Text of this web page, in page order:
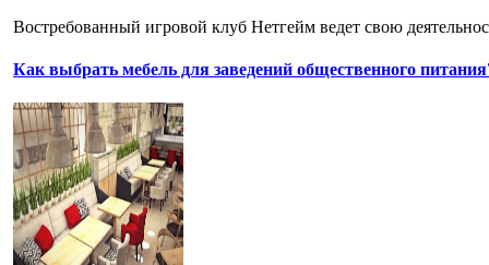
Востребованный игровой клуб Нетгейм ведет свою
Как выбрать мебель для заведений общественного